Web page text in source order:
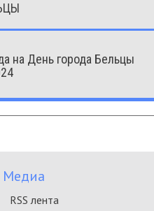
на День города Бельцы
Медиа
RSS лента